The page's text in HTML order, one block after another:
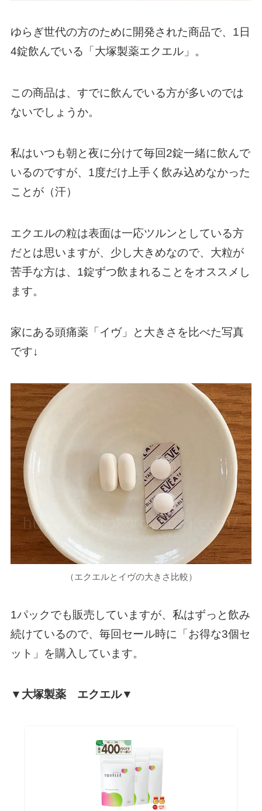
ゆらぎ世代の方のために開発された商品で、1日
4錠飲んでいる「大塚製薬エクエル」。
この商品は、すでに飲んでいる方が多いのでは
ないでしょうか。
私はいつも朝と夜に分けて毎回2錠一緒に飲んで
いるのですが、1度だけ上手く飲み込めなかった
ことが（汗）
エクエルの粒は表面は一応ツルンとしている方
だとは思いますが、少し大きめなので、大粒が
苦手な方は、1錠ずつ飲まれることをオススメし
ます。
家にある頭痛薬「イヴ」と大きさを比べた写真
です↓
（エクエルとイヴの大きさ比較）
1パックでも販売していますが、私はずっと飲み
続けているので、毎回セール時に「お得な3個セ
ット」を購入しています。
▼大塚製薬 エクエル▼